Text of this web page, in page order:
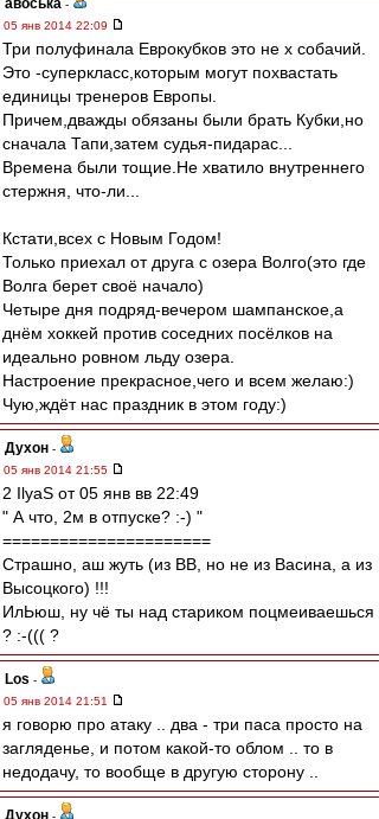
авоська -
05 янв 2014 22:09
Три полуфинала Еврокубков это не х собачий.
Это -суперкласс,которым могут похвастать
единицы тренеров Европы.
Причем,дважды обязаны были брать Кубки,но
сначала Тапи,затем судья-пидарас...
Времена были тощие.Не хватило внутреннего
стержня, что-ли...
Кстати,всех с Новым Годом!
Только приехал от друга с озера Волго(это где
Волга берет своё начало)
Четыре дня подряд-вечером шампанское,а
днём хоккей против соседних посёлков на
идеально ровном льду озера.
Настроение прекрасное,чего и всем желаю:)
Чую,ждёт нас праздник в этом году:)
Духон -
05 янв 2014 21:55
2 IlyaS от 05 янв вв 22:49
" А что, 2м в отпуске? :-) "
======================
Страшно, аш жуть (из ВВ, но не из Васина, а из
Высоцкого) !!!
ИлЬюш, ну чё ты над стариком поцмеиваешься
? :-((( ?
Los -
05 янв 2014 21:51
я говорю про атаку .. два - три паса просто на
загляденье, и потом какой-то облом .. то в
недодачу, то вообще в другую сторону ..
Духон -